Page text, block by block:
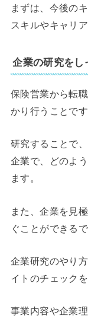
まずは、今後の
スキルやキャリ
企業の研究をし
保険営業から転
かり行うことです
研究することで
企業で、どのよ
ます。
また、企業を見
ぐことができるで
企業研究のやり
イトのチェックを
事業内容や企業